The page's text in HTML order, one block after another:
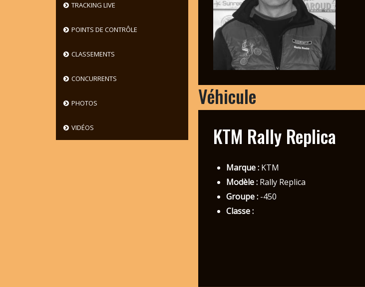
TRACKING LIVE
POINTS DE CONTRÔLE
CLASSEMENTS
CONCURRENTS
PHOTOS
VIDÉOS
Véhicule
KTM Rally Replica
Marque :KTM
Modèle :Rally Replica
Groupe :-450
Classe :